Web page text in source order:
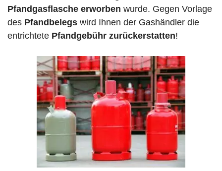
Pfandgasflasche erworben wurde. Gegen Vorlage
des Pfandbelegs wird Ihnen der Gashändler die
entrichtete Pfandgebühr zurückerstatten!